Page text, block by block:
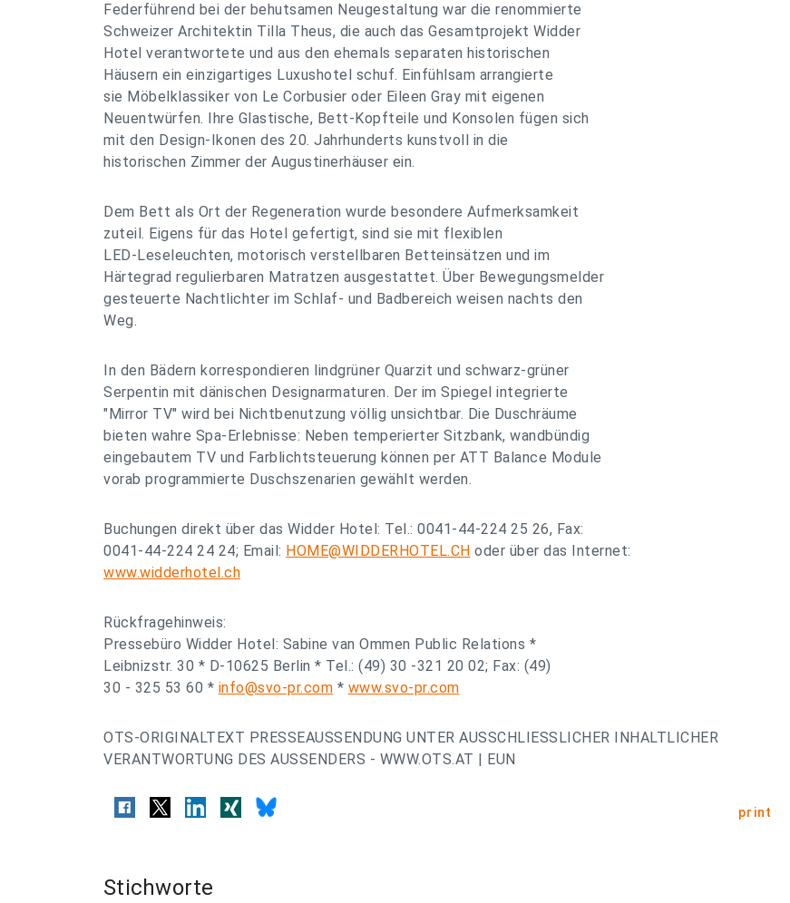
Federführend bei der behutsamen Neugestaltung war die renommierte
Schweizer Architektin Tilla Theus, die auch das Gesamtprojekt Widder
Hotel verantwortete und aus den ehemals separaten historischen
Häusern ein einzigartiges Luxushotel schuf. Einfühlsam arrangierte
sie Möbelklassiker von Le Corbusier oder Eileen Gray mit eigenen
Neuentwürfen. Ihre Glastische, Bett-Kopfteile und Konsolen fügen sich
mit den Design-Ikonen des 20. Jahrhunderts kunstvoll in die
historischen Zimmer der Augustinerhäuser ein.
Dem Bett als Ort der Regeneration wurde besondere Aufmerksamkeit
zuteil. Eigens für das Hotel gefertigt, sind sie mit flexiblen
LED-Leseleuchten, motorisch verstellbaren Betteinsätzen und im
Härtegrad regulierbaren Matratzen ausgestattet. Über Bewegungsmelder
gesteuerte Nachtlichter im Schlaf- und Badbereich weisen nachts den
Weg.
In den Bädern korrespondieren lindgrüner Quarzit und schwarz-grüner
Serpentin mit dänischen Designarmaturen. Der im Spiegel integrierte
"Mirror TV" wird bei Nichtbenutzung völlig unsichtbar. Die Duschräume
bieten wahre Spa-Erlebnisse: Neben temperierter Sitzbank, wandbündig
eingebautem TV und Farblichtsteuerung können per ATT Balance Module
vorab programmierte Duschszenarien gewählt werden.
Buchungen direkt über das Widder Hotel: Tel.: 0041-44-224 25 26, Fax:
0041-44-224 24 24; Email: HOME@WIDDERHOTEL.CH oder über das Internet:
www.widderhotel.ch
Rückfragehinweis:
Pressebüro Widder Hotel: Sabine van Ommen Public Relations *
Leibnizstr. 30 * D-10625 Berlin * Tel.: (49) 30 -321 20 02; Fax: (49)
30 - 325 53 60 * info@svo-pr.com * www.svo-pr.com
OTS-ORIGINALTEXT PRESSEAUSSENDUNG UNTER AUSSCHLIESSLICHER INHALTLICHER
VERANTWORTUNG DES AUSSENDERS - WWW.OTS.AT | EUN
print
Stichworte